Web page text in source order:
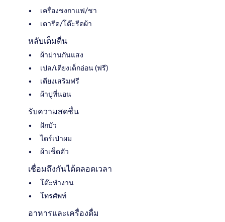
เครื่องชงกาแฟ/ชา
เตารีด/โต๊ะรีดผ้า
หลับเต็มตื่น
ผ้าม่านกันแสง
เปล/เตียงเด็กอ่อน (ฟรี)
เตียงเสริมฟรี
ผ้าปูที่นอน
รับความสดชื่น
ฝักบัว
ไดร์เป่าผม
ผ้าเช็ดตัว
เชื่อมถึงกันได้ตลอดเวลา
โต๊ะทำงาน
โทรศัพท์
อาหารและเครื่องดื่ม